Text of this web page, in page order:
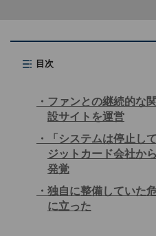
目次
ファンとの継続的な
設サイトを運営
「システムは停止し
ジットカード会社か
発覚
独自に整備していた
に立った